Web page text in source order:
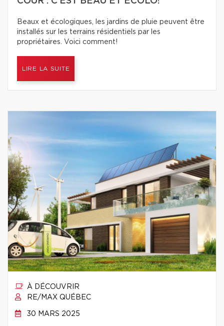
Beaux et écologiques, les jardins de pluie peuvent être
installés sur les terrains résidentiels par les
propriétaires. Voici comment!
LIRE LA SUITE
À DÉCOUVRIR
RE/MAX QUÉBEC
30 MARS 2025